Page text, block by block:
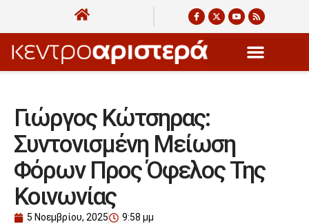
Γιώργος Κώτσηρας:
Συντονισμένη Μείωση
Φόρων Προς Όφελος Της
Κοινωνίας
5 Νοεμβρίου, 2025 9:58 μμ